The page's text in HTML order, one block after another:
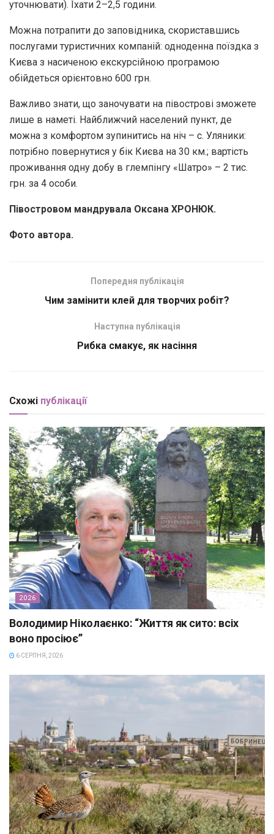
уточнювати). Їхати 2–2,5 години.
Можна потрапити до заповідника, скориставшись
послугами туристичних компаній: одноденна поїздка з
Києва з насиченою екскурсійною програ­мою
обійдеться орієнтовно 600 грн.
Важливо знати, що заночувати на півострові зможете
лише в наметі. Найближчий населений пункт, де
можна з комфортом зупинитись на ніч – с. Уляники:
потрібно повернутися у бік Києва на 30 км.; вартість
проживан­ня одну добу в глемпінгу «Шатро» – 2 тис.
грн. за 4 особи.
Півостровом мандрувала Оксана ХРОНЮК.
Фото автора.
Попередня публікація
Чим замінити клей для творчих робіт?
Наступна публікація
Рибка смакує, як насіння
Схожі публікації
2026
Володимир Ніколаєнко: “Життя як сито: всіх
воно просіює”
6 СЕРПНЯ, 2026